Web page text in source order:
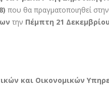
που θα πραγματοποιηθεί στην
την Πέμπτη 21
και Οικονομικών